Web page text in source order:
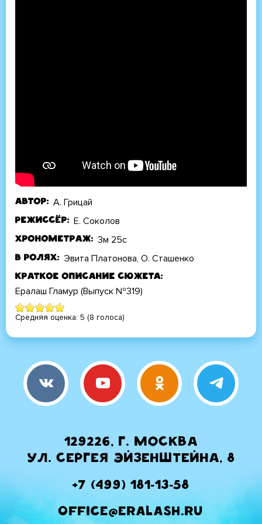
Автор А. Грицай
Режиссёр Е. Соколов
Хронометраж 3м 25с
В ролях Эвита Платонова, О. Сташенко
Краткое описание сюжета
Ералаш Гламур (Выпуск №319)
Средняя оценка: 5 (8 голоса)
129226, г. Москва
ул. Сергея Эйзенштейна, 8
+7 (499) 181-13-58
office@eralash.ru